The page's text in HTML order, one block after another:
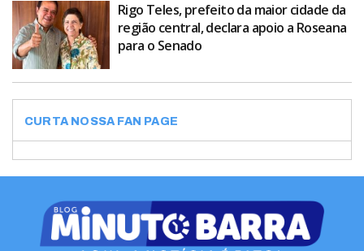
Rigo Teles, prefeito da maior cidade da
região central, declara apoio a Roseana
para o Senado
CURTA NOSSA FAN PAGE